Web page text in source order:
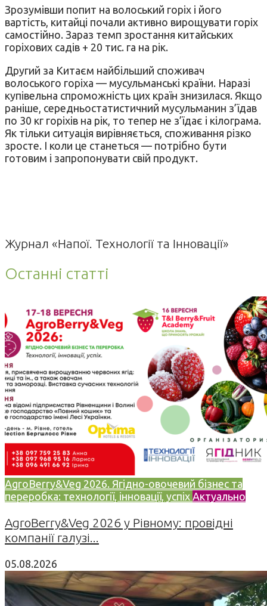
Зрозумівши попит на волоський горіх і його
вартість, китайці почали активно вирощувати горіх
самостійно. Зараз темп зростання китайських
горіхових садів + 20 тис. га на рік.
Другий за Китаєм найбільший споживач
волоського горіха — мусульманські країни. Наразі
купівельна спроможність цих країн знизилася. Якщо
раніше, середньостатистичний мусульманин з’їдав
по 30 кг горіхів на рік, то тепер не з’їдає і кілограма.
Як тільки ситуація вирівняється, споживання різко
зросте. І коли це станеться — потрібно бути
готовим і запропонувати свій продукт.
Журнал «Напої. Технології та Інновації»
Останні статті
AgroBerry&Veg 2026. Ягідно-овочевий бізнес та
переробка: технології, інновації, успіх Актуально
AgroBerry&Veg 2026 у Рівному: провідні
компанії галузі...
05.08.2026